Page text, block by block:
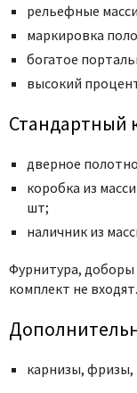
Oro - Oro
Philips
Porte Vista
Portika
Poseidon
Profil Doors
Profilo Porte
Protector
Regidoors
STR
Tupai
рельефные
маркировка
богатое
высокий
Стандартный
дверное
коробка из
шт;
наличник из
Фурнитура,
комплект не входят.
карнизы, фризы,